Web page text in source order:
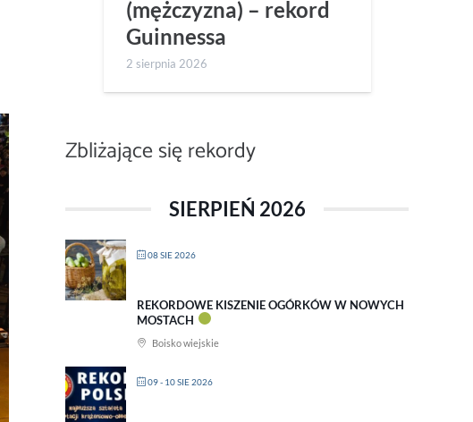
(mężczyzna) – rekord
Guinnessa
2 sierpnia 2026
Zbliżające się rekordy
SIERPIEŃ 2026
08 SIE 2026
REKORDOWE KISZENIE OGÓRKÓW W NOWYCH
MOSTACH
Boisko wiejskie
09 - 10 SIE 2026